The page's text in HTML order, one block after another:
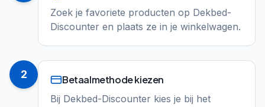
Zoek je favoriete producten op Dekbed-
Discounter en plaats ze in je winkelwagen.
2 Betaalmethode kiezen
Bij Dekbed-Discounter kies je bij het